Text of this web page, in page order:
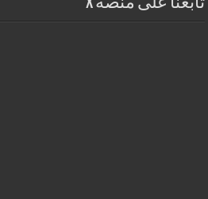
تابعنا على منصة X